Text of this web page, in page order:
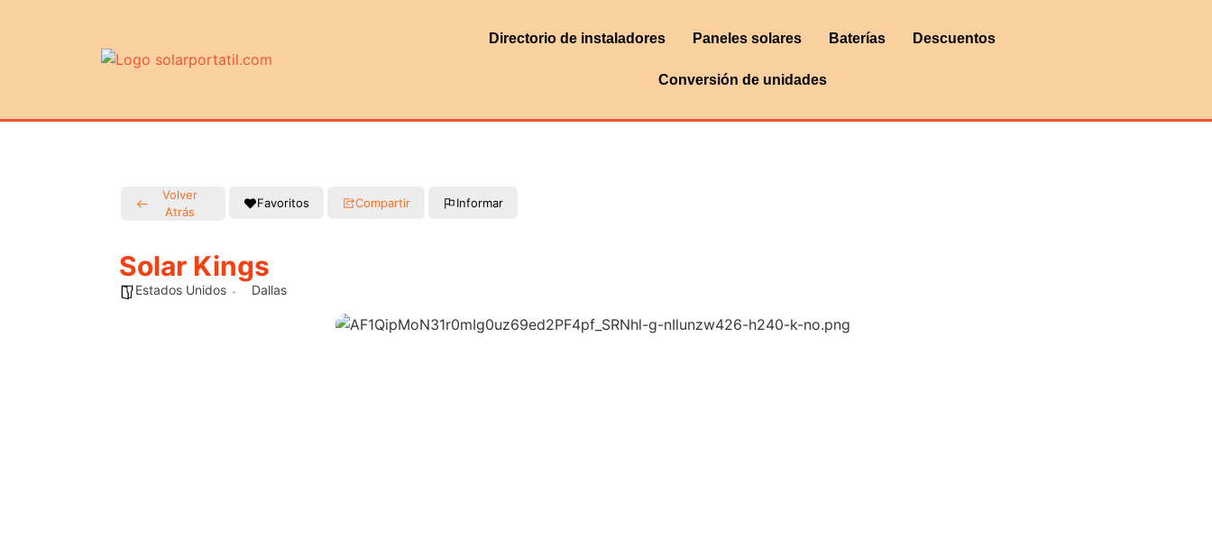
Directorio de instaladores Paneles solares Baterías Descuentos
Conversión de unidades
Volver
Atrás
Favoritos Compartir Informar
Solar Kings
Estados Unidos Dallas